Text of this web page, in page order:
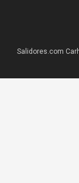
Salidores.com